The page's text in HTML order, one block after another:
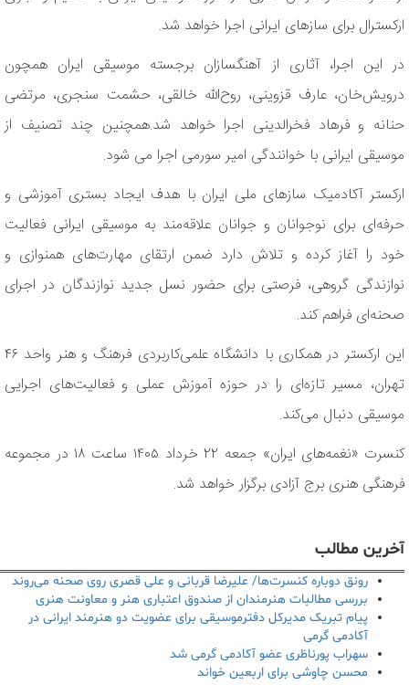
ارکسترال برای سازهای ایرانی اجرا خواهد شد.
در این اجرا، آثاری از آهنگسازان برجسته موسیقی ایران همچون
درویش‌خان، عارف قزوینی، روح‌الله خالقی، حشمت سنجری، مرتضی
حنانه و فرهاد فخرالدینی اجرا خواهد شد.همچنین چند تصنیف از
موسیقی ایرانی با خوانندگی امیر سورمی اجرا می شود.
ارکستر آکادمیک سازهای ملی ایران با هدف ایجاد بستری آموزشی و
حرفه‌ای برای نوجوانان و جوانان علاقه‌مند به موسیقی ایرانی فعالیت
خود را آغاز کرده و تلاش دارد ضمن ارتقای مهارت‌های همنوازی و
نوازندگی گروهی، فرصتی برای حضور نسل جدید نوازندگان در اجرای
صحنه‌ای فراهم کند.
این ارکستر در همکاری با دانشگاه علمی‌کاربردی فرهنگ و هنر واحد ۴۶
تهران، مسیر تازه‌ای را در حوزه آموزش عملی و فعالیت‌های اجرایی
موسیقی دنبال می‌کند.
کنسرت «نغمه‌های ایران» جمعه ۲۲ خرداد ۱۴۰۵ ساعت ۱۸ در مجموعه
فرهنگی هنری برج آزادی برگزار خواهد شد.
آخرین مطالب
رونق دوباره کنسرت‌ها/ علیرضا قربانی و علی قصری روی صحنه می‌روند
بررسی مطالبات هنرمندان از صندوق اعتباری هنر و معاونت هنری
پیام تبریک مدیرکل دفترموسیقی برای عضویت دو هنرمند ایرانی در
آکادمی گرمی
سهراب پورناظری عضو آکادمی گرمی شد
محسن چاوشی برای اربعین خواند